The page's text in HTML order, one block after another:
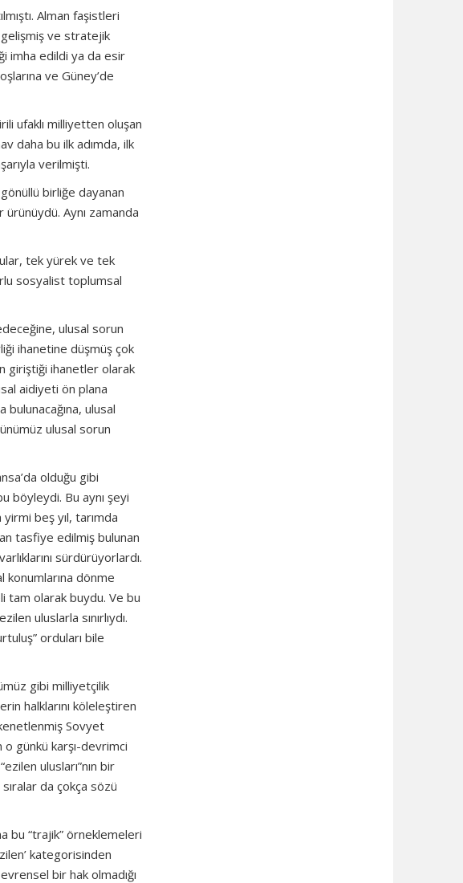
Alman faşistleri
ve stratejik
imha edildi ya da esir
ve Güney’de
ufaklı milliyetten oluşan
daha bu ilk adımda, ilk
verilmişti.
birliğe dayanan
Aynı zamanda
tek yürek ve tek
sosyalist toplumsal
ulusal sorun
ihanetine düşmüş çok
giriştiği ihanetler olarak
aidiyeti ön plana
bulunacağına, ulusal
ulusal sorun
olduğu gibi
böyleydi. Bu aynı şeyi
beş yıl, tarımda
tasfiye edilmiş bulunan
sürdürüyorlardı.
konumlarına dönme
tam olarak buydu. Ve bu
uluslarla sınırlıydı.
orduları bile
gibi milliyetçilik
halklarını köleleştiren
Sovyet
o günkü karşı-devrimci
ulusları”nın bir
da çokça sözü
bu “trajik” örneklemeleri
kategorisinden
bir hak olmadığı